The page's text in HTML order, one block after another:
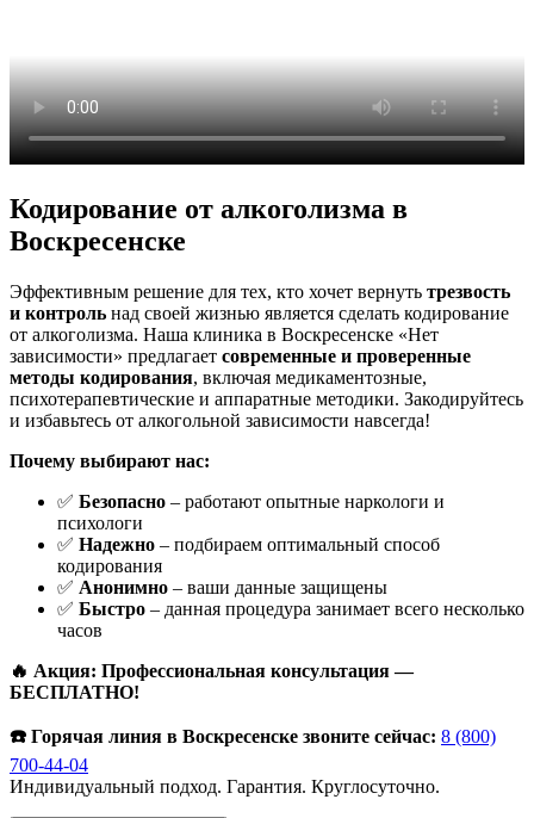
Кодирование от алкоголизма в
Воскресенске
Эффективным решение для тех, кто хочет вернуть трезвость
и контроль над своей жизнью является сделать кодирование
от алкоголизма. Наша клиника в Воскресенске «Нет
зависимости» предлагает современные и проверенные
методы кодирования, включая медикаментозные,
психотерапевтические и аппаратные методики. Закодируйтесь
и избавьтесь от алкогольной зависимости навсегда!
Почему выбирают нас:
✅ Безопасно – работают опытные наркологи и
психологи
✅ Надежно – подбираем оптимальный способ
кодирования
✅ Анонимно – ваши данные защищены
✅ Быстро – данная процедура занимает всего несколько
часов
🔥 Акция: Профессиональная консультация —
БЕСПЛАТНО!
☎️ Горячая линия в Воскресенске звоните сейчас: 8 (800)
700-44-04
Индивидуальный подход. Гарантия. Круглосуточно.